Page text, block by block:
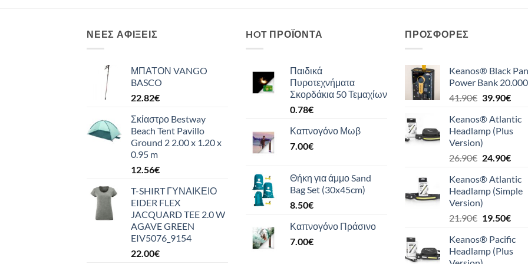
ΝΈΕΣ ΑΦΊΞΕΙΣ
ΜΠΑΤΟΝ VANGO
BASCO
22.82€
Σκίαστρο Bestway
Beach Tent Pavillo
Ground 2 2.00 x 1.20 x
0.95 m
12.56€
T-SHIRT ΓΥΝΑΙΚΕΙΟ
EIDER FLEX
JACQUARD TEE 2.0 W
AGAVE GREEN
EIV5076_9154
22.00€
HOT ΠΡΟΪΌΝΤΑ
Παιδικά
Πυροτεχνήματα
Σκορδάκια 50 Τεμαχίων
0.78€
Καπνογόνο Μωβ
7.00€
Θήκη για άμμο Sand
Bag Set (30x45cm)
8.50€
Καπνογόνο Πράσινο
7.00€
ΠΡΟΣΦΟΡΈΣ
Keanos® Black
Power Bank 20.000
41.90€ Original
was:
41.90€.
39.90€Η
τιμή
είναι:
Keanos® Atlantic
Headlamp (Plus
Version)
26.90€ Original
was:
26.90€.
24.90€Η
τιμή
είναι:
Keanos® Atlantic
Headlamp (Simple
Version)
21.90€ Original
was:
21.90€.
19.50€Η
τιμή
είναι:
Keanos® Pacific
Headlamp (Plus